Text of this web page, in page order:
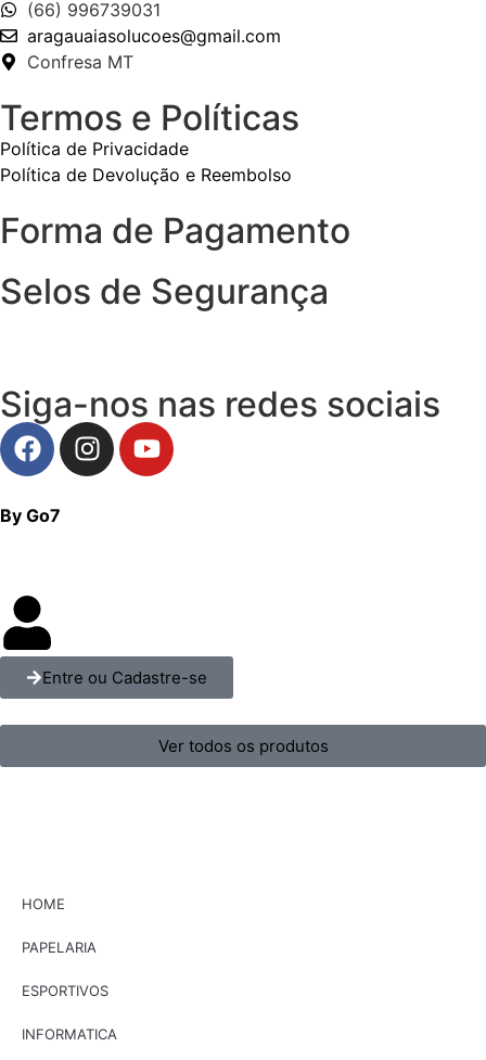
(66) 996739031
aragauaiasolucoes@gmail.com
Confresa MT
Termos e Políticas
Política de Privacidade
Política de Devolução e Reembolso
Forma de Pagamento
Selos de Segurança
Siga-nos nas redes sociais
By Go7
Entre ou Cadastre-se
Ver todos os produtos
HOME
PAPELARIA
ESPORTIVOS
INFORMATICA